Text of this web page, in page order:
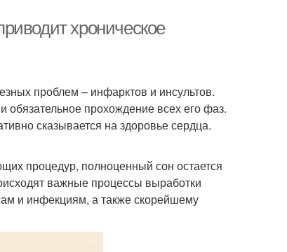
хроническое
проблем – инфарктов и инсультов.
прохождение всех его фаз.
сказывается на здоровье сердца.
процедур, полноценный сон остается
важные процессы выработки
и инфекциям, а также скорейшему